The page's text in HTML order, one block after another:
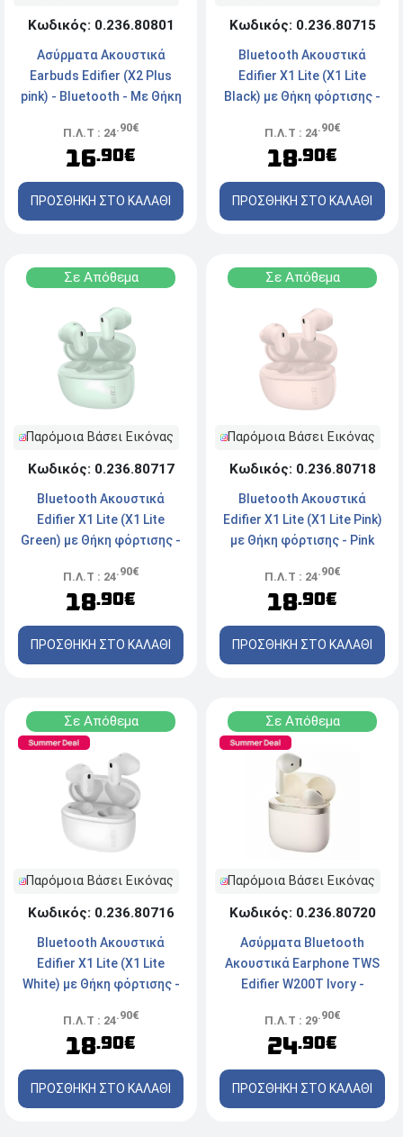
Κωδικός: 0.236.80801
Ασύρματα Ακουστικά
Earbuds Edifier (X2 Plus
pink) - Bluetooth - Mε Θήκη
Π.Λ.Τ : 24.90€
16.90€
ΠΡΟΣΘΗΚΗ ΣΤΟ ΚΑΛΑΘΙ
Κωδικός: 0.236.80715
Bluetooth Ακουστικά
Edifier X1 Lite (X1 Lite
Black) με Θήκη φόρτισης -
Π.Λ.Τ : 24.90€
18.90€
ΠΡΟΣΘΗΚΗ ΣΤΟ ΚΑΛΑΘΙ
Σε Απόθεμα
Παρόμοια Βάσει Εικόνας
Κωδικός: 0.236.80717
Bluetooth Ακουστικά
Edifier X1 Lite (X1 Lite
Green) με Θήκη φόρτισης -
Π.Λ.Τ : 24.90€
18.90€
ΠΡΟΣΘΗΚΗ ΣΤΟ ΚΑΛΑΘΙ
Σε Απόθεμα
Παρόμοια Βάσει Εικόνας
Κωδικός: 0.236.80718
Bluetooth Ακουστικά
Edifier X1 Lite (X1 Lite Pink)
με Θήκη φόρτισης - Pink
Π.Λ.Τ : 24.90€
18.90€
ΠΡΟΣΘΗΚΗ ΣΤΟ ΚΑΛΑΘΙ
Σε Απόθεμα
Παρόμοια Βάσει Εικόνας
Κωδικός: 0.236.80716
Bluetooth Ακουστικά
Edifier X1 Lite (X1 Lite
White) με Θήκη φόρτισης -
Π.Λ.Τ : 24.90€
18.90€
ΠΡΟΣΘΗΚΗ ΣΤΟ ΚΑΛΑΘΙ
Σε Απόθεμα
Παρόμοια Βάσει Εικόνας
Κωδικός: 0.236.80720
Ασύρματα Bluetooth
Ακουστικά Earphone TWS
Edifier W200T Ivory -
Φόρτισης - Ιvory
Π.Λ.Τ : 29.90€
24.90€
ΠΡΟΣΘΗΚΗ ΣΤΟ ΚΑΛΑΘΙ